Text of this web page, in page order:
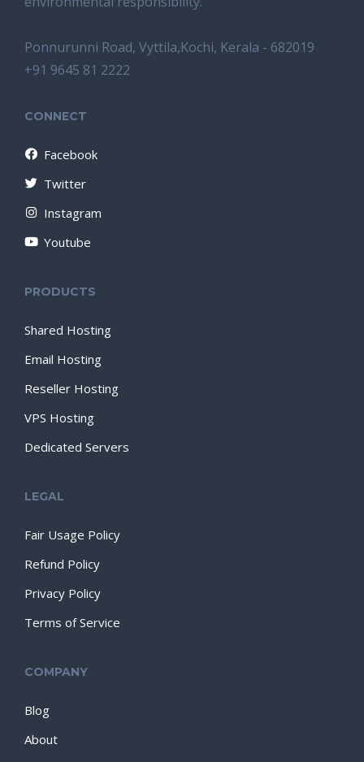
Ponnurunni Road, Vyttila,Kochi, Kerala - 682019
+91 9645 81 2222
CONNECT
Facebook
Twitter
Instagram
Youtube
PRODUCTS
Shared Hosting
Email Hosting
Reseller Hosting
VPS Hosting
Dedicated Servers
LEGAL
Fair Usage Policy
Refund Policy
Privacy Policy
Terms of Service
COMPANY
Blog
About